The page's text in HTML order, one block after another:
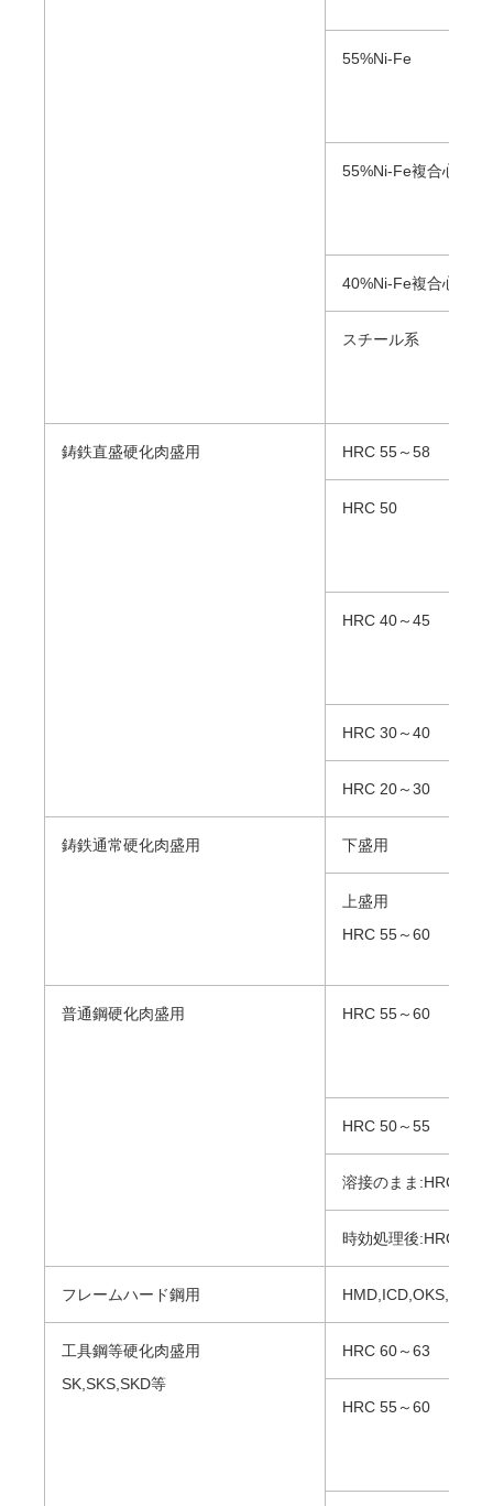
55%Ni-Fe
55%Ni-Fe複合心線
40%Ni-Fe複合心線
スチール系
鋳鉄直盛硬化肉盛用 HRC 55～58
HRC 50
HRC 40～45
HRC 30～40
HRC 20～30
鋳鉄通常硬化肉盛用 下盛用
上盛用
HRC 55～60
普通鋼硬化肉盛用 HRC 55～60
HRC 50～55
溶接のまま:HRC35～
時効処理後:HRC45～
フレームハード鋼用
工具鋼等硬化肉盛用
SK,SKS,SKD等
HRC 60～63
HRC 55～60